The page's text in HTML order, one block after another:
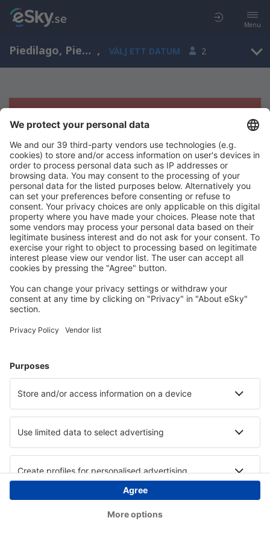
Menu
Piedilago, Piedmont, Italien , VÄLJ ETT DATUM 2
Tyvärr, inga resultat för denna sökning
Försök att söka med andra kriterier
Copyright © eSky.se. Alla rättigheter förbehålls.